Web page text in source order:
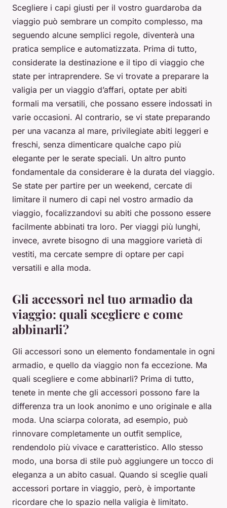
Scegliere i capi giusti per il vostro guardaroba da
viaggio può sembrare un compito complesso, ma
seguendo alcune semplici regole, diventerà una
pratica semplice e automatizzata. Prima di tutto,
considerate la destinazione e il tipo di viaggio che
state per intraprendere. Se vi trovate a preparare la
valigia per un viaggio d’affari, optate per abiti
formali ma versatili, che possano essere indossati in
varie occasioni. Al contrario, se vi state preparando
per una vacanza al mare, privilegiate abiti leggeri e
freschi, senza dimenticare qualche capo più
elegante per le serate speciali. Un altro punto
fondamentale da considerare è la durata del viaggio.
Se state per partire per un weekend, cercate di
limitare il numero di capi nel vostro armadio da
viaggio, focalizzandovi su abiti che possono essere
facilmente abbinati tra loro. Per viaggi più lunghi,
invece, avrete bisogno di una maggiore varietà di
vestiti, ma cercate sempre di optare per capi
versatili e alla moda.
Gli accessori nel tuo armadio da
viaggio: quali scegliere e come
abbinarli?
Gli accessori sono un elemento fondamentale in ogni
armadio, e quello da viaggio non fa eccezione. Ma
quali scegliere e come abbinarli? Prima di tutto,
tenete in mente che gli accessori possono fare la
differenza tra un look anonimo e uno originale e alla
moda. Una sciarpa colorata, ad esempio, può
rinnovare completamente un outfit semplice,
rendendolo più vivace e caratteristico. Allo stesso
modo, una borsa di stile può aggiungere un tocco di
eleganza a un abito casual. Quando si sceglie quali
accessori portare in viaggio, però, è importante
ricordare che lo spazio nella valigia è limitato.